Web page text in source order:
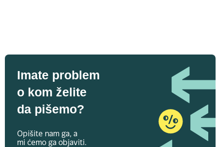
Imate problem
o kom želite
da pišemo?
Opišite nam ga, a
mi ćemo ga objaviti.